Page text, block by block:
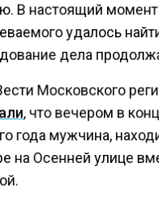
В настоящий момент
удалось
дела
Московского
, что вечером в
года мужчина,
на Осенней улице